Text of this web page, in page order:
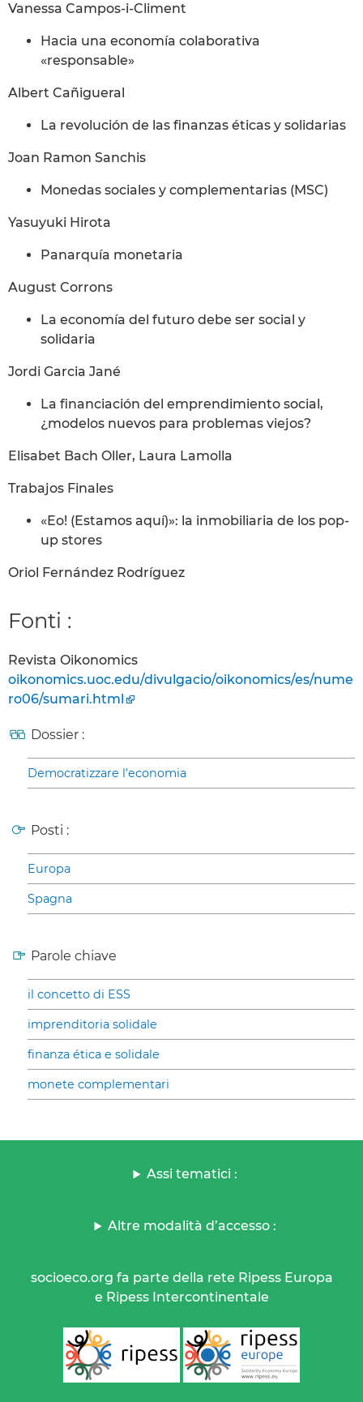
Vanessa Campos-i-Climent
Hacia una economía colaborativa
«responsable»
Albert Cañigueral
La revolución de las finanzas éticas y solidarias
Joan Ramon Sanchis
Monedas sociales y complementarias (MSC)
Yasuyuki Hirota
Panarquía monetaria
August Corrons
La economía del futuro debe ser social y
solidaria
Jordi Garcia Jané
La financiación del emprendimiento social,
¿modelos nuevos para problemas viejos?
Elisabet Bach Oller, Laura Lamolla
Trabajos Finales
«Eo! (Estamos aquí)»: la inmobiliaria de los pop-
up stores
Oriol Fernández Rodríguez
Fonti :
Revista Oikonomics
oikonomics.uoc.edu/divulgacio/oikonomics/es/nume
ro06/sumari.html
Dossier :
Democratizzare l’economia
Posti :
Europa
Spagna
Parole chiave
il concetto di ESS
imprenditoria solidale
finanza ética e solidale
monete complementari
Assi tematici :
Altre modalità d’accesso :
socioeco.org fa parte della rete Ripess Europa
e Ripess Intercontinentale